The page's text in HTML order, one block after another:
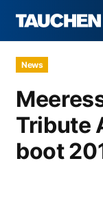
News
Tribute
boot